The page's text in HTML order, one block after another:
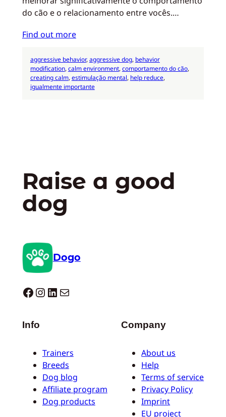
do cão e o relacionamento entre vocês.…
Find out more
aggressive behavior, aggressive dog, behavior
modification, calm environment, comportamento do cão
creating calm, estimulação mental, help reduce
igualmente importante
Raise a good
dog
Dogo
Dogo facebook InstagramLinkedIn E-mail
Info
Trainers
Breeds
Dog blog
Affiliate program
Dog products
Company
About us
Help
Terms of service
Privacy Policy
Imprint
EU project